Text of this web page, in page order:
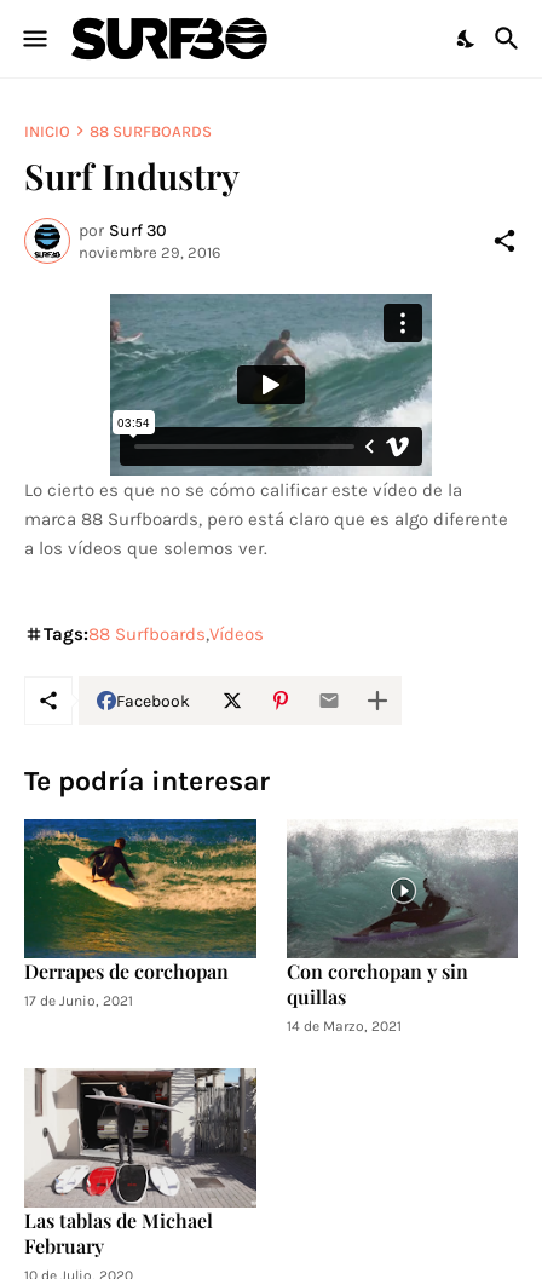
INICIO 88 SURFBOARDS
Surf Industry
por Surf 30
noviembre 29, 2016
Lo cierto es que no se cómo calificar este vídeo de la
marca 88 Surfboards, pero está claro que es algo diferente
a los vídeos que solemos ver.
Tags:88 Surfboards Vídeos
Facebook
Te podría interesar
Derrapes de corchopan
17 de Junio, 2021
Con corchopan y sin
quillas
14 de Marzo, 2021
Las tablas de Michael
February
10 de Julio, 2020